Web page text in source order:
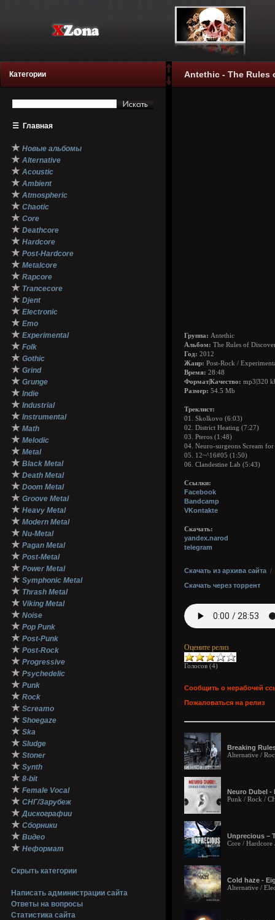
Категории
☰ Главная
★ Новые альбомы
★ Alternative
★ Acoustic
★ Ambient
★ Atmospheric
★ Chaotic
★ Core
★ Deathcore
★ Hardcore
★ Post-Hardcore
★ Metalcore
★ Rapcore
★ Trancecore
★ Djent
★ Electronic
★ Emo
★ Experimental
★ Folk
★ Gothic
★ Grind
★ Grunge
★ Indie
★ Industrial
★ Instrumental
★ Math
★ Melodic
★ Metal
★ Black Metal
★ Death Metal
★ Doom Metal
★ Groove Metal
★ Heavy Metal
★ Modern Metal
★ Nu-Metal
★ Pagan Metal
★ Post-Metal
★ Power Metal
★ Symphonic Metal
★ Thrash Metal
★ Viking Metal
★ Noise
★ Pop Punk
★ Post-Punk
★ Post-Rock
★ Progressive
★ Psychedelic
★ Punk
★ Rock
★ Screamo
★ Shoegaze
★ Ska
★ Sludge
★ Stoner
★ Synth
★ 8-bit
★ Female Vocal
★ СНГ/Зарубеж
★ Дискографии
★ Сборники
★ Видео
★ Неформат
Скрыть категории
Написать администрации сайта
Ответы на вопросы
Статистика сайта
Antethic - The Rules
Группа: Antethic
Альбом: The Rules of
Год: 2012
Жанр: Post-Rock /
Время: 28:48
Формат|Качество: mp3|320
Размер: 54.5 Mb
Треклист:
01. Skolkovo (6:03)
02. District Heating (7:27)
03. Pteros (1:48)
04. Neuro-surgeons Scream
05. 12~^16#05 (1:50)
06. Clandestine Lab (5:43)
Ссылки:
Facebook
Bandcamp
VKontakte
Скачать:
yandex.narod
telegram
Скачать из архива сайта /
Скачать через торрент
Оцените релиз
Голосов (4)
Сообщить о нерабочей
Пожаловаться на релиз
Breaking
Alternative /
Neuro Dubel -
Punk / Rock /
Unprecious –
Core /
Cold haze -
Alternative /